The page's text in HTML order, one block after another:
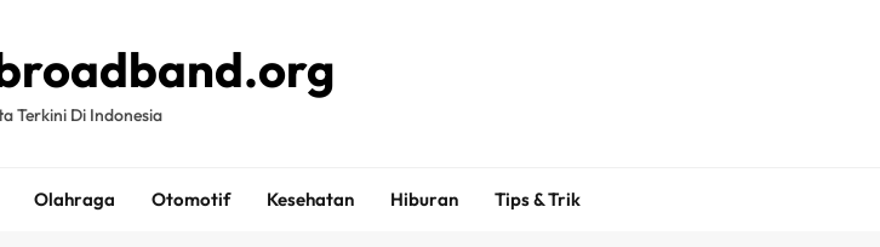
Terkini Di Indonesia
Olahraga Otomotif Kesehatan Hiburan Tips & Trik